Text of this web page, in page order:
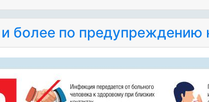
более по предупреждению